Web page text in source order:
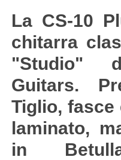
La CS-10
chitarra
"Studio"
Guitars.
Tiglio, fasce
laminato,
in